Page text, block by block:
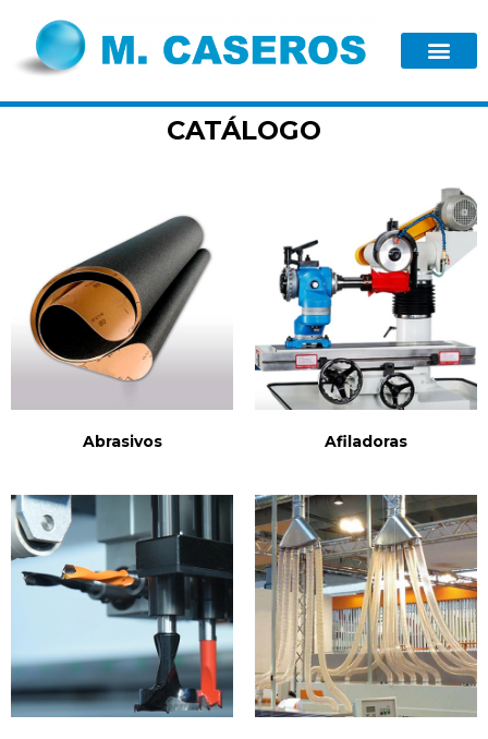
CATÁLOGO
Abrasivos Afiladoras